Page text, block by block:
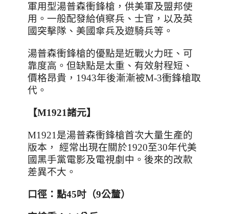
軍用型湯普森衝鋒槍 ，供美軍及盟邦使
用 。一般配發給偵察兵、士官 ， 以及英
國突擊隊、美國傘兵及遊騎兵等。
湯普森衝鋒槍的優點是近戰火力旺 、 可
靠度高 。但缺點是太重 、有效射程短、
價格昂貴， 1943年後漸漸被M-3衝鋒槍取
代。
【M1921諸元】
M1921 是湯普森衝鋒槍首次大量生產的
版本， 經常出現在關於1920至30年代美
國黑手黨電影及電視劇中。後來的改款
差異不大。
口徑：點45吋（9公釐）